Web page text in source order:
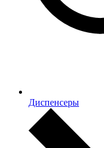
Диспенсеры